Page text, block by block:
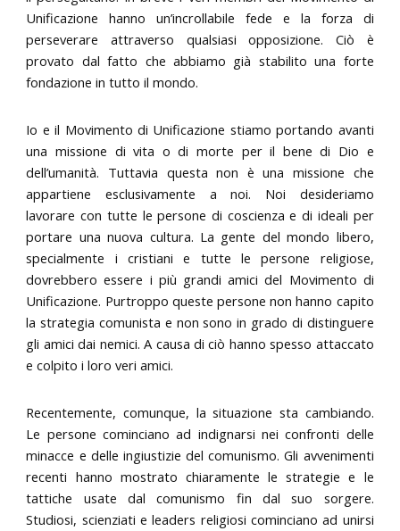
Unificazione hanno un’incrollabile fede e la forza di
perseverare attraverso qualsiasi opposizione. Ciò è
provato dal fatto che abbiamo già stabilito una forte
fondazione in tutto il mondo.
Io e il Movimento di Unificazione stiamo portando avanti
una missione di vita o di morte per il bene di Dio e
dell’umanità. Tuttavia questa non è una missione che
appartiene esclusivamente a noi. Noi desideriamo
lavorare con tutte le persone di coscienza e di ideali per
portare una nuova cultura. La gente del mondo libero,
specialmente i cristiani e tutte le persone religiose,
dovrebbero essere i più grandi amici del Movimento di
Unificazione. Purtroppo queste persone non hanno capito
la strategia comunista e non sono in grado di distinguere
gli amici dai nemici. A causa di ciò hanno spesso attaccato
e colpito i loro veri amici.
Recentemente, comunque, la situazione sta cambiando.
Le persone cominciano ad indignarsi nei confronti delle
minacce e delle ingiustizie del comunismo. Gli avvenimenti
recenti hanno mostrato chiaramente le strategie e le
tattiche usate dal comunismo fin dal suo sorgere.
Studiosi, scienziati e leaders religiosi cominciano ad unirsi